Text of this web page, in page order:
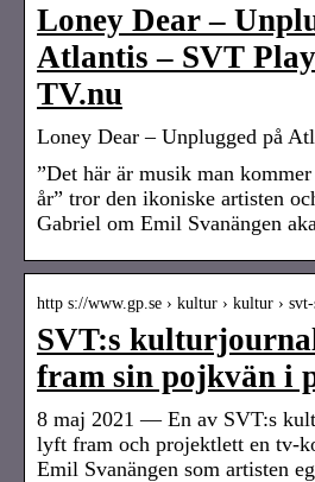
Loney Dear –
Atlantis – SVT
TV.nu
Loney Dear – Unplugged på
”Det här är musik man
år” tror den ikoniske artisten
Gabriel om Emil Svanängen
http s://www.gp.se › kultur › kultur ›
SVT:s
fram sin pojkvän i
8 maj 2021 — En av SVT:s
lyft fram och projektlett en tv-
Emil Svanängen som artisten